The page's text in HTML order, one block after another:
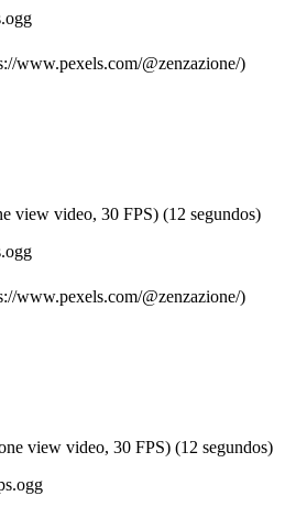
www.pexels.com/@zenzazione/)
view video, 30 FPS) (12 segundos)
www.pexels.com/@zenzazione/)
view video, 30 FPS) (12 segundos)